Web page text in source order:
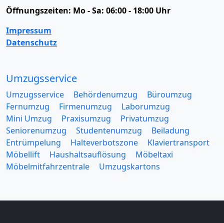
Öffnungszeiten: Mo - Sa: 06:00 - 18:00 Uhr
Impressum
Datenschutz
Umzugsservice
Umzugsservice Behördenumzug
Büroumzug
Fernumzug
Firmenumzug
Laborumzug
Mini Umzug
Praxisumzug
Privatumzug
Seniorenumzug
Studentenumzug
Beiladung
Entrümpelung
Halteverbotszone
Klaviertransport
Möbellift
Haushaltsauflösung
Möbeltaxi
Möbelmitfahrzentrale
Umzugskartons